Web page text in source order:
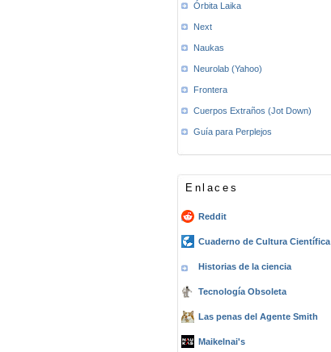
Órbita Laika
Next
Naukas
Neurolab (Yahoo)
Frontera
Cuerpos Extraños (Jot Down)
Guía para Perplejos
Enlaces
Reddit
Cuaderno de Cultura Científica
Historias de la ciencia
Tecnología Obsoleta
Las penas del Agente Smith
Maikelnai's